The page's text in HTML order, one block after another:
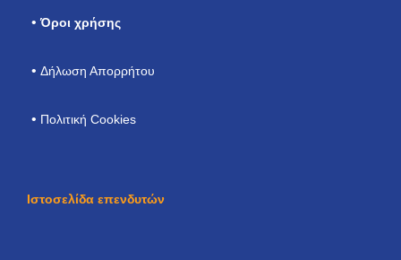
Όροι χρήσης
Δήλωση Απορρήτου
Πολιτική Cookies
Ιστοσελίδα επενδυτών